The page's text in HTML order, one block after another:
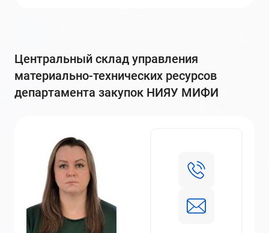
центральный склад управления
материально-технических ресурсов
департамента закупок НИЯУ МИФИ